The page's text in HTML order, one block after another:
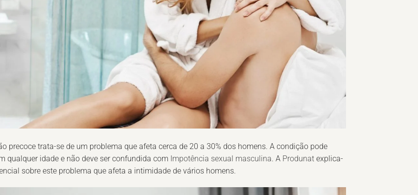
precoce trata-se de um problema que afeta cerca de 20 a 30% dos homens. A condição pode
qualquer idade e não deve ser confundida com Impotência sexual masculina. A Produnatexplica-
sobre este problema que afeta a intimidade de vários homens.